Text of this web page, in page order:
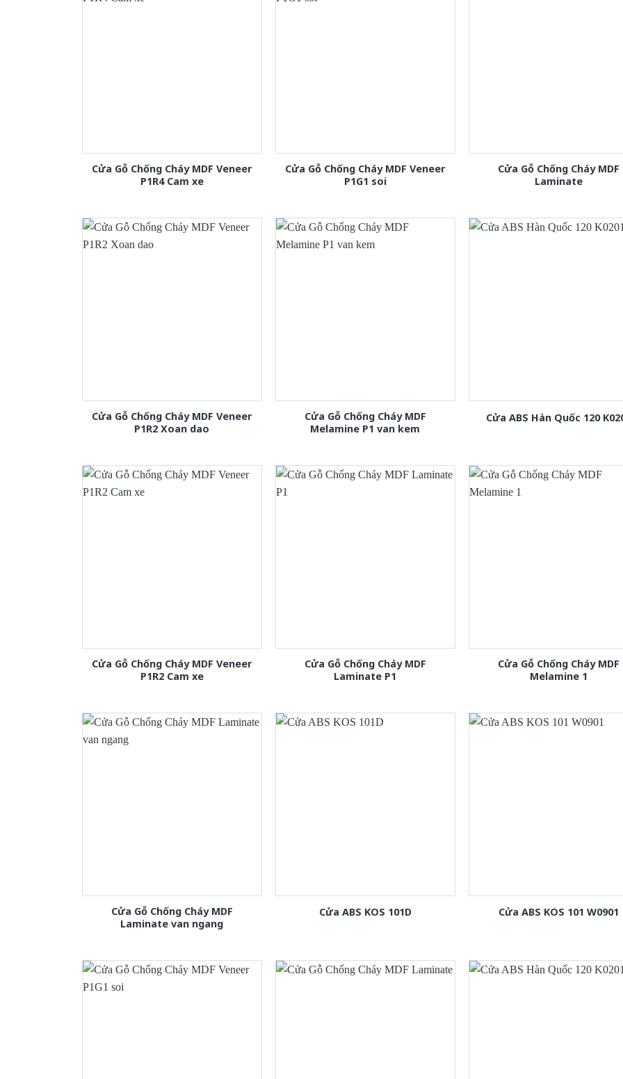
Cửa Gỗ Chống Cháy MDF Veneer
P1R4 Cam xe
Cửa Gỗ Chống Cháy MDF Veneer
P1G1 soi
Cửa Gỗ Chống Cháy MDF
Laminate
Cửa Gỗ Chống Cháy MDF Veneer
P1R2 Xoan dao
Cửa Gỗ Chống Cháy MDF
Melamine P1 van kem
Cửa ABS Hàn Quốc 120
Cửa Gỗ Chống Cháy MDF Veneer
P1R2 Cam xe
Cửa Gỗ Chống Cháy MDF
Laminate P1
Cửa Gỗ Chống Cháy MDF
Melamine 1
Cửa Gỗ Chống Cháy MDF
Laminate van ngang
Cửa ABS KOS 101D Cửa ABS KOS 101 W0901